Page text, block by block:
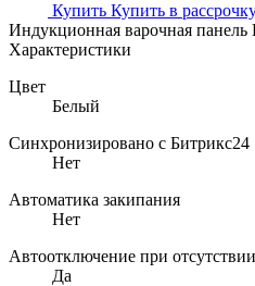
Купить Купить в
Индукционная варочная
Характеристики
Цвет
Белый
Синхронизировано с Битрикс24
Нет
Автоматика закипания
Нет
Автоотключение при
Да